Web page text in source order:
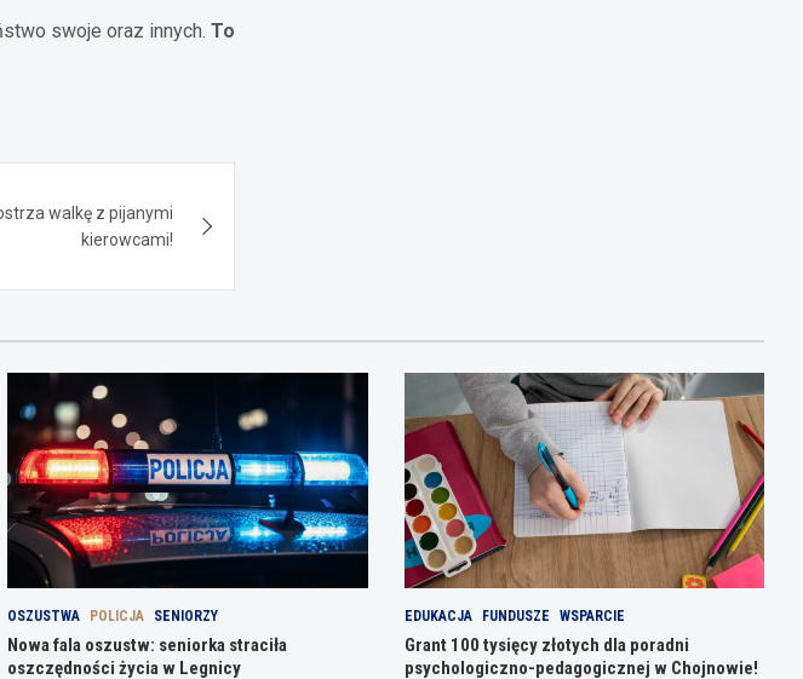
swoje oraz innych. To
walkę z pijanymi
kierowcami!
OSZUSTWA POLICJA SENIORZY
Nowa fala oszustw: seniorka straciła
oszczędności życia w Legnicy
EDUKACJA FUNDUSZE WSPARCIE
Grant 100 tysięcy złotych dla poradni
psychologiczno-pedagogicznej w Chojnowie!